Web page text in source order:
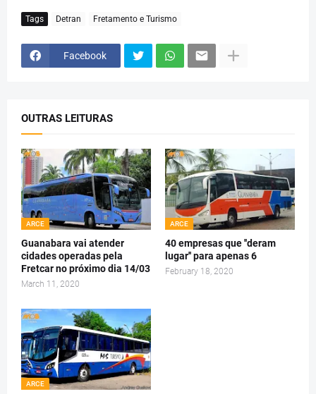
Tags Detran Fretamento e Turismo
Facebook
OUTRAS LEITURAS
ARCE
Guanabara vai atender
cidades operadas pela
Fretcar no próximo dia 14/03
March 11, 2020
ARCE
40 empresas que ''deram
lugar'' para apenas 6
February 18, 2020
ARCE